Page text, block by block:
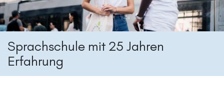
Sprachschule mit 25 Jahren
Erfahrung